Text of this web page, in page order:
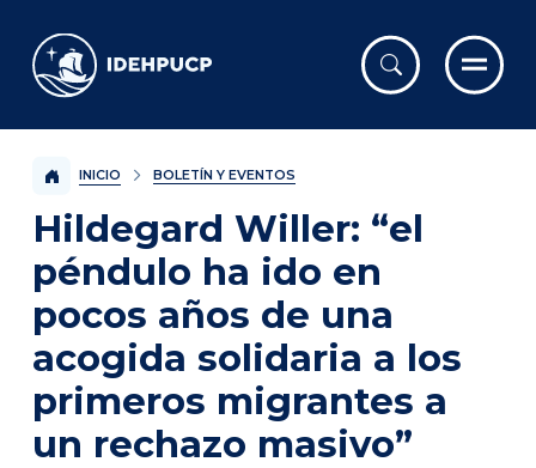
IDEHPUCP
INICIO BOLETÍN Y EVENTOS
Hildegard Willer: “el
péndulo ha ido en
pocos años de una
acogida solidaria a los
primeros migrantes a
un rechazo masivo”